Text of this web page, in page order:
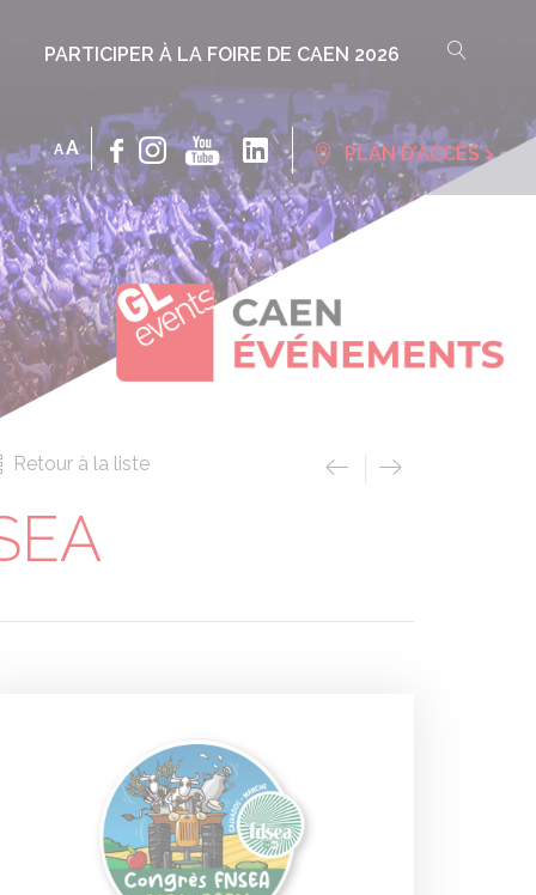
PARTICIPER À LA FOIRE DE CAEN 2026
ADECREASE
FONT
SIZE.
AINCREASE
FONT
SIZE.
PLAN D’ACCÈS ›
Retour à la liste